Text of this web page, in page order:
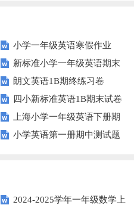
小学一年级英语寒假作业
新标准小学一年级英语期末
质量检测题
朗文英语1B期终练习卷
四小新标准英语1B期末试卷
上海小学一年级英语下册期
中试卷
小学英语第一册期中测试题
2024-2025学年一年级数学上